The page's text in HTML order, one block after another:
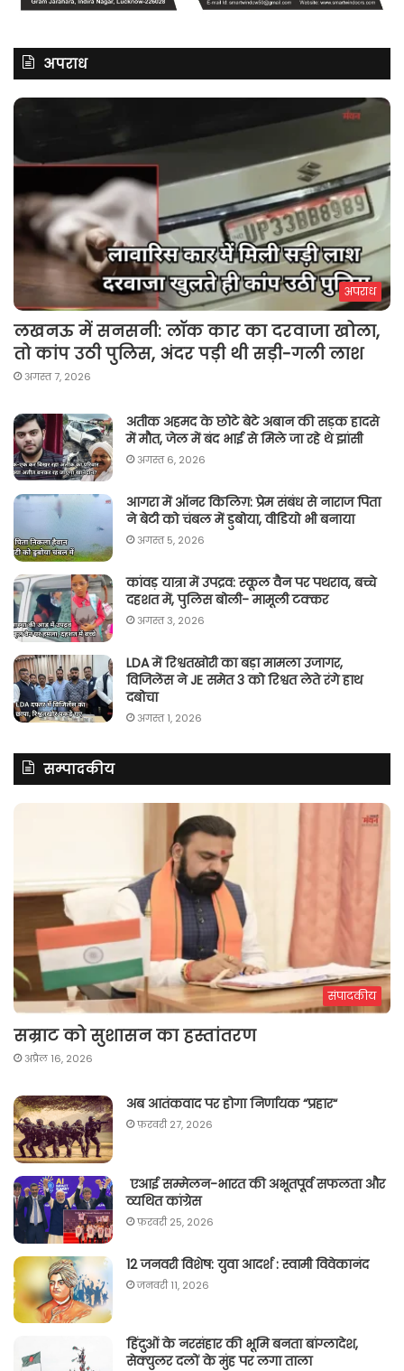
अपराध
अपराध
लखनऊ में सनसनी: लॉक कार का दरवाजा खोला,
तो कांप उठी पुलिस, अंदर पड़ी थी सड़ी-गली लाश
अगस्त 7, 2026
अतीक अहमद के छोटे बेटे अबान की सड़क हादसे
में मौत, जेल में बंद भाई से मिले जा रहे थे झांसी
अगस्त 6, 2026
आगरा में ऑनर किलिग़: प्रेम संबंध से नाराज पिता
ने बेटी को चंबल में डुबोया, वीडियो भी बनाया
अगस्त 5, 2026
कांवड़ यात्रा में उपद्रव: स्कूल वैन पर पथराव, बच्चे
दहशत में, पुलिस बोली- मामूली टक्कर
अगस्त 3, 2026
LDA में रिश्वतखोरी का बड़ा मामला उजागर,
विजिलेंस ने JE समेत 3 को रिश्वत लेते रंगे हाथ
दबोचा
अगस्त 1, 2026
सम्पादकीय
संपादकीय
सम्राट को सुशासन का हस्तांतरण
अप्रैल 16, 2026
अब आतंकवाद पर होगा निर्णायक “प्रहार“
फ़रवरी 27, 2026
एआई सम्मेलन-भारत की अभूतपूर्व सफलता और
व्यथित कांग्रेस
फ़रवरी 25, 2026
12 जनवरी विशेष: युवा आदर्श : स्वामी विवेकानंद
जनवरी 11, 2026
हिंदुओं के नरसंहार की भूमि बनता बांग्लादेश,
सेक्युलर दलों के मुंह पर लगा ताला